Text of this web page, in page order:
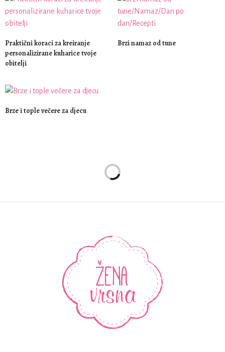
Praktični koraci za kreiranje
personalizirane kuharice tvoje
obitelji
Brzi namaz od tune
Brze i tople večere za djecu